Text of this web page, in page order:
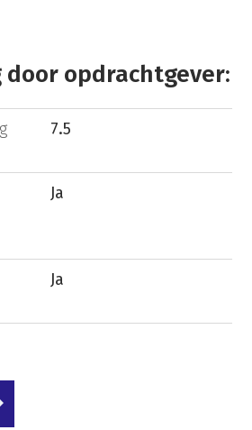
door opdrachtgever:
7.5
Ja
Ja